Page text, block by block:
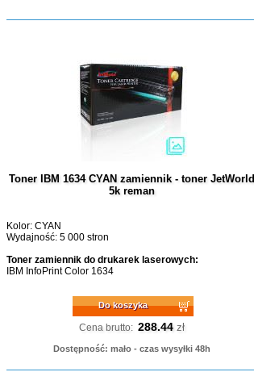
Toner IBM 1634 CYAN zamiennik - toner JetWorld
5k reman
Kolor: CYAN
Wydajność: 5 000 stron
Toner zamiennik do drukarek laserowych:
IBM InfoPrint Color 1634
Do koszyka
Cena brutto: 288.44 zł
Dostępność: mało - czas wysyłki 48h